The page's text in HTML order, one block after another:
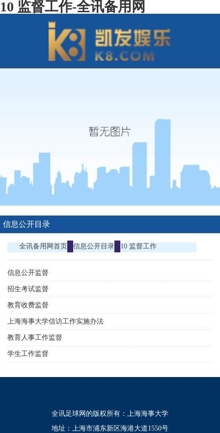
10 监督工作-全讯备用网
信息公开目录
全讯备用网首页 信息公开目录 10 监督工作
信息公开监督
招生考试监督
教育收费监督
上海海事大学信访工作实施办法
教育人事工作监督
学生工作监督
全讯足球网的版权所有：上海海事大学
地址：上海市浦东新区海港大道1550号